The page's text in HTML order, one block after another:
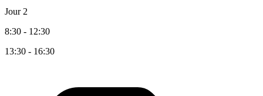
Jour 2
8:30 - 12:30
13:30 - 16:30